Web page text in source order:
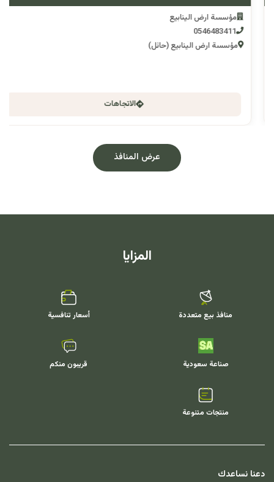
مؤسسة ارض الينابيع
0546483411
مؤسسة ارض الينابيع (حائل)
الاتجاهات
عرض المنافذ
المزايا
منافذ بيع متعددة أسعار تنافسية
صناعة سعودية قريبون منكم
منتجات متنوعة
دعنا نساعدك